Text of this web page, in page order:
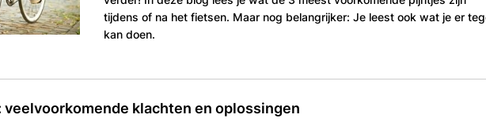
tijdens of na het fietsen. Maar nog belangrijker: Je leest ook wat je er
kan doen.
veelvoorkomende klachten en oplossingen